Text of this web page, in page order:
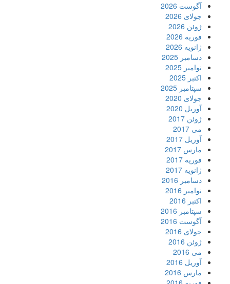
آگوست 2026
جولای 2026
ژوئن 2026
فوریه 2026
ژانویه 2026
دسامبر 2025
نوامبر 2025
اکتبر 2025
سپتامبر 2025
جولای 2020
آوریل 2020
ژوئن 2017
می 2017
آوریل 2017
مارس 2017
فوریه 2017
ژانویه 2017
دسامبر 2016
نوامبر 2016
اکتبر 2016
سپتامبر 2016
آگوست 2016
جولای 2016
ژوئن 2016
می 2016
آوریل 2016
مارس 2016